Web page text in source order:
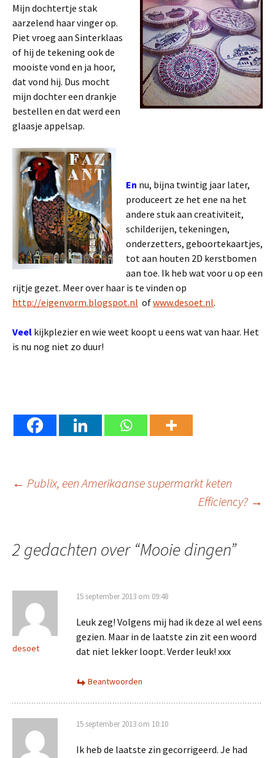
Mijn dochtertje stak
aarzelend haar vinger op.
Piet vroeg aan Sinterklaas
of hij de tekening ook de
mooiste vond en ja hoor,
dat vond hij. Dus mocht
mijn dochter een drankje
bestellen en dat werd een
glaasje appelsap.
En nu, bijna twintig jaar later,
produceert ze het ene na het
andere stuk aan creativiteit,
schilderijen, tekeningen,
onderzetters, geboortekaartjes,
tot aan houten 2D kerstbomen
aan toe. Ik heb wat voor u op een
rijtje gezet. Meer over haar is te vinden op
http://eigenvorm.blogspot.nl ofwww.desoet.nl.
Veel kijkplezier en wie weet koopt u eens wat van haar. Het
is nu nog niet zo duur!
Berichtnavigatie
← Publix, een Amerikaanse supermarkt keten
Efficiency? →
2 gedachten over “Mooie dingen”
desoet
15 september 2013 om 09:48
Leuk zeg! Volgens mij had ik deze al wel eens
gezien. Maar in de laatste zin zit een woord
dat niet lekker loopt. Verder leuk! xxx
Beantwoorden
15 september 2013 om 10:10
Ik heb de laatste zin gecorrigeerd. Je had